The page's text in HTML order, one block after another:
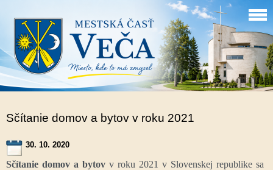
Sčítanie domov a bytov v roku 2021
30. 10. 2020
Sčítanie domov a bytov v roku 2021 v Slovenskej republike sa